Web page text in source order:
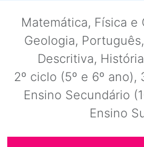
Matemática, Física e
Geologia,
Descritiva,
2º ciclo (5º e 6º ano),
Ensino Secundário
Ensino